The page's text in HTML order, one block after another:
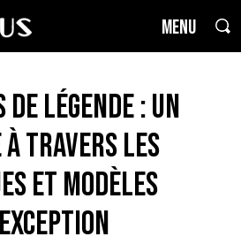
MENU
Légende : un
à travers les
et modèles